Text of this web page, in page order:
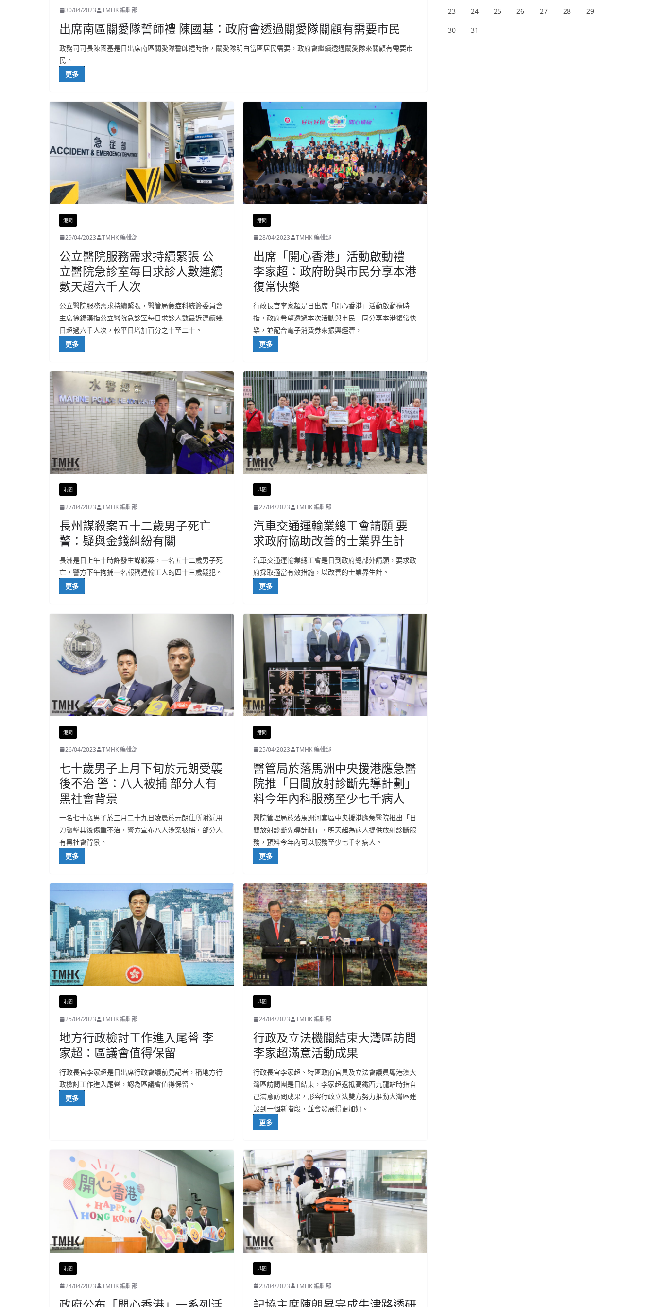
30/04/2023 TMHK 編輯部
出席南區關愛隊誓師禮 陳國基：政府會透過關愛隊關顧有需要市民
政務司司長陳國基是日出席南區關愛隊誓師禮時指，關愛隊明白當區居民需要，政府會繼續透過關愛隊來關顧有需要市
民。
更多
港聞
29/04/2023 TMHK 編輯部
公立醫院服務需求持續緊張 公
立醫院急診室每日求診人數連續
數天超六千人次
公立醫院服務需求持續緊張，醫管局急症科統籌委員會
主席徐錫漢指公立醫院急診室每日求診人數最近連續幾
日超過六千人次，較平日增加百分之十至二十。
更多
港聞
28/04/2023 TMHK 編輯部
出席「開心香港」活動啟動禮
李家超：政府盼與市民分享本港
復常快樂
行政長官李家超是日出席「開心香港」活動啟動禮時
指，政府希望透過本次活動與市民一同分享本港復常快
樂，並配合電子消費券來振興經濟，
更多
港聞
27/04/2023 TMHK 編輯部
長州謀殺案五十二歲男子死亡
警：疑與金錢糾紛有關
長洲是日上午十時許發生謀殺案，一名五十二歲男子死
亡，警方下午拘捕一名報稱運輸工人的四十三歲疑犯。
更多
港聞
27/04/2023 TMHK 編輯部
汽車交通運輸業總工會請願 要
求政府協助改善的士業界生計
汽車交通運輸業總工會是日到政府總部外請願，要求政
府採取適當有效措施，以改善的士業界生計。
更多
港聞
26/04/2023 TMHK 編輯部
七十歲男子上月下旬於元朗受襲
後不治 警：八人被捕 部分人有
黑社會背景
一名七十歲男子於三月二十九日凌晨於元朗住所附近用
刀襲擊其後傷重不治，警方宣布八人涉案被捕，部分人
有黑社會背景。
更多
港聞
25/04/2023 TMHK 編輯部
醫管局於落馬洲中央援港應急醫
院推「日間放射診斷先導計劃」
料今年內科服務至少七千病人
醫院管理局於落馬洲河套區中央援港應急醫院推出「日
間放射診斷先導計劃」，明天起為病人提供放射診斷服
務，預料今年內可以服務至少七千名病人。
更多
港聞
25/04/2023 TMHK 編輯部
地方行政檢討工作進入尾聲 李
家超：區議會值得保留
行政長官李家超是日出席行政會議前見記者，稱地方行
政檢討工作進入尾聲，認為區議會值得保留。
更多
港聞
24/04/2023 TMHK 編輯部
行政及立法機關結束大灣區訪問
李家超滿意活動成果
行政長官李家超、特區政府官員及立法會議員粵港澳大
灣區訪問團是日結束，李家超返抵高鐵西九龍站時指自
己滿意訪問成果，形容行政立法雙方努力推動大灣區建
設到一個新階段，並會發展得更加好。
更多
港聞
24/04/2023 TMHK 編輯部
港聞
23/04/2023 TMHK 編輯部
23 24 25 26 27 28 29
30 31